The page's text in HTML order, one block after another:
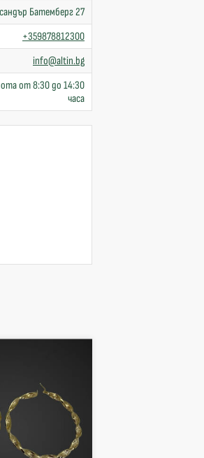
Батемберг 27
+359878812300
info@altin.bg
от 8:30 до 14:30
часа